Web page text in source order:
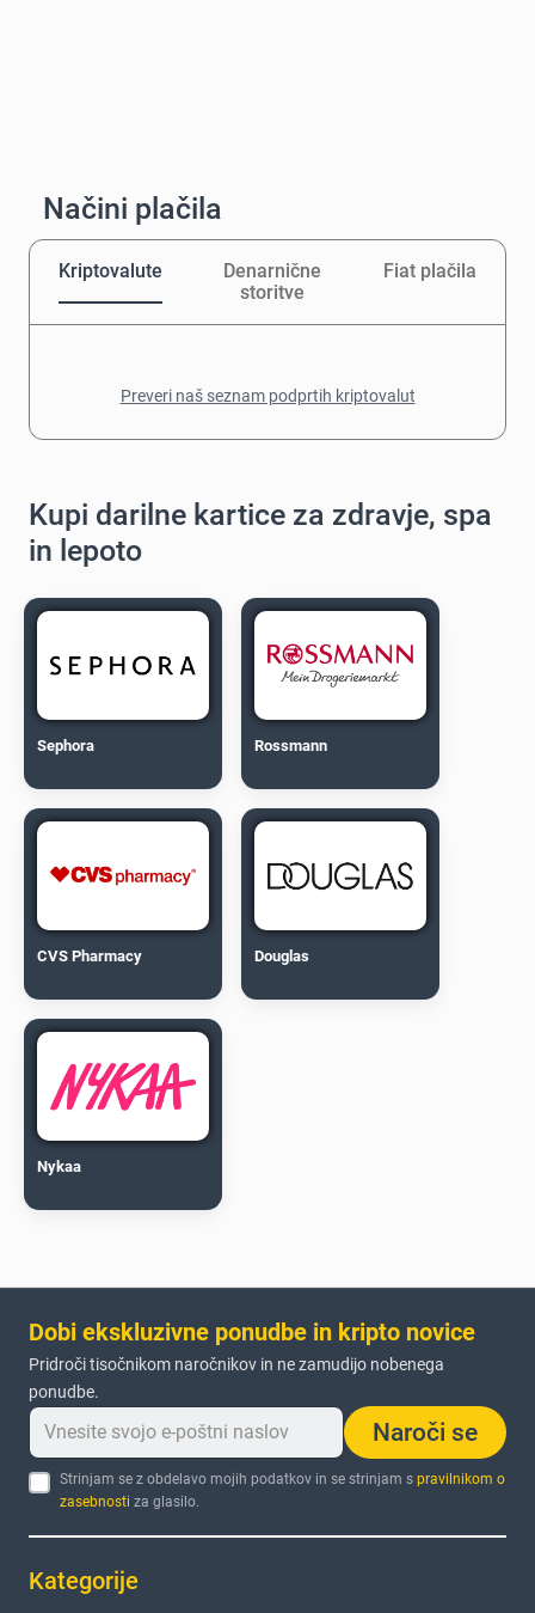
Načini plačila
Kriptovalute
Denarnične
storitve
Fiat plačila
Preveri naš seznam podprtih kriptovalut
Kupi darilne kartice za zdravje, spa
in lepoto
Sephora Rossmann
CVS Pharmacy Douglas
Nykaa
Dobi ekskluzivne ponudbe in kripto novice
Pridroči tisočnikom naročnikov in ne zamudijo nobenega
ponudbe.
Naroči se
Strinjam se z obdelavo mojih podatkov in se strinjam spravilnikom o
zasebnosti za glasilo.
Kategorije